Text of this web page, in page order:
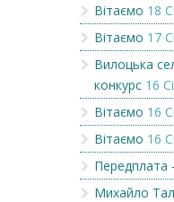
Вітаємо 18
Вітаємо 17
Вилоцька
конкурс 16
Вітаємо 16
Вітаємо 16
Передплата
Михайло